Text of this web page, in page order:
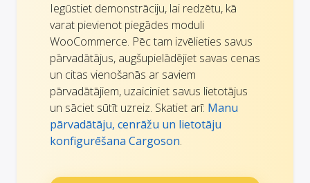
Iegūstiet demonstrāciju, lai redzētu, kā
varat pievienot piegādes moduli
WooCommerce. Pēc tam izvēlieties savus
pārvadātājus, augšupielādējiet savas cenas
un citas vienošanās ar saviem
pārvadātājiem, uzaiciniet savus lietotājus
un sāciet sūtīt uzreiz. Skatiet arī: Manu
pārvadātāju, cenrāžu un lietotāju
konfigurēšana Cargoson.